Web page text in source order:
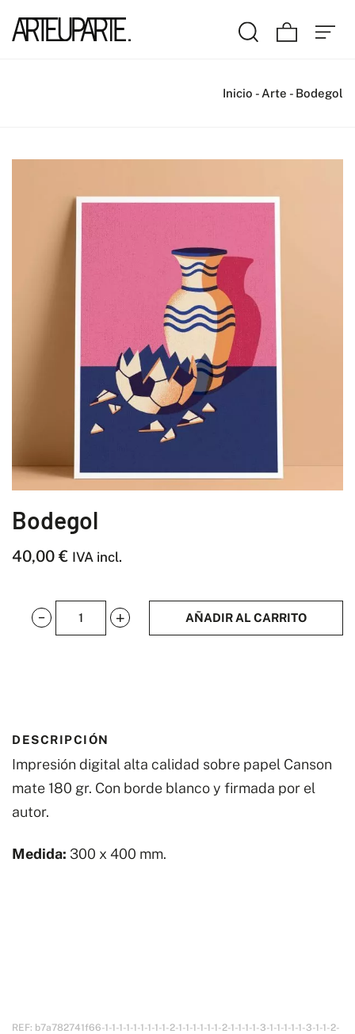
Inicio - Arte - Bodegol
Bodegol
40,00€ IVA incl.
Bodegol
AÑADIR AL CARRITO
DESCRIPCIÓN
Impresión digital alta calidad sobre papel Canson
mate 180 gr. Con borde blanco y firmada por el
autor.
Medida: 300 x 400 mm.
REF: b7a782741f66-1-1-1-1-1-1-1-1-1-2-1-1-1-1-1-1-2-1-1-1-1-3-1-1-1-1-1-3-1-1-2-